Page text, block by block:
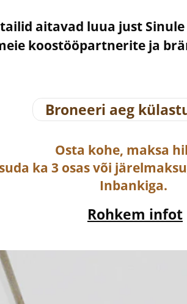
aitavad luua just
koostööpartnerite ja
Broneeri aeg
Osta kohe, maksa
ka 3 osas või
Inbankiga.
Rohkem infot